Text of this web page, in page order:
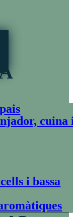
cuina
i bassa